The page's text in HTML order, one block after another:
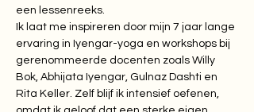
een lessenreeks.
Ik laat me inspireren door mijn 7 jaar lange
ervaring in Iyengar-yoga en workshops bij
gerenommeerde docenten zoals Willy
Bok, Abhijata Iyengar, Gulnaz Dashti en
Rita Keller. Zelf blijf ik intensief oefenen,